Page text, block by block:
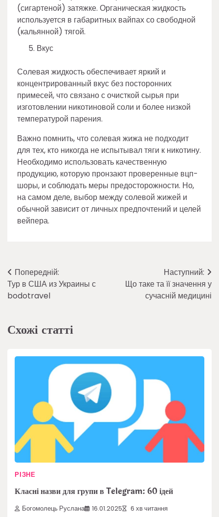
(сигартеной) затяжке. Органическая жидкость
используется в габаритных вайпах со свободной
(кальянной) тягой.
Вкус
Солевая жидкость обеспечивает яркий и
концентрированный вкус без посторонних
примесей, что связано с очисткой сырья при
изготовлении никотиновой соли и более низкой
температурой парения.
Важно помнить, что солевая жижа не подходит
для тех, кто никогда не испытывал тяги к никотину.
Необходимо использовать качественную
продукцию, которую пронзают проверенные вцп-
шоры, и соблюдать меры предосторожности. Но,
на самом деле, выбор между солевой жижей и
обычной зависит от личных предпочтений и целей
вейпера.
Навігація
записів
Попередній:
Тур в США из Украины с
bodotravel
Наступний:
Що таке та її значення у
сучасній медицині
Схожі статті
РІЗНЕ
Класні назви для групи в Telegram: 60 ідей
Богомолець Руслана 16.01.2025 6 хв читання